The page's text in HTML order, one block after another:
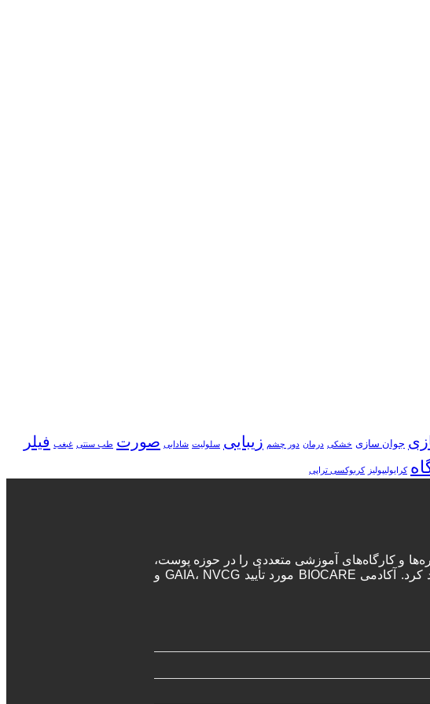
جوان سازی خشکی درمان دور چشم زیبایی سلولیت شادابی صورت طب سنتی غبغب فیلر
کرایولیپولیز کربوکسی تراپی
و کارگاه‌های آموزشی متعددی را در حوزه پوست،
مو و زیبایی برگزار می‌نماید. پزشکان و جراحان در این دوره‌ها پس از اتمام دوره، مدرک معتبر بین المللی دریافت خواهند کرد. آکادمی BIOCARE مورد تأیید GAIA، NVCG و